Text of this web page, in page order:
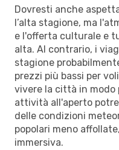
Dovresti anche
l’alta stagione, ma
e l'offerta culturale e
alta. Al contrario, i
stagione
prezzi più bassi per
vivere la città in modo
attività all'aperto
delle condizioni
popolari meno
immersiva.